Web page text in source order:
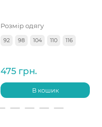
Розмір одягу
92 98 104 110 116
475 грн.
В кошик